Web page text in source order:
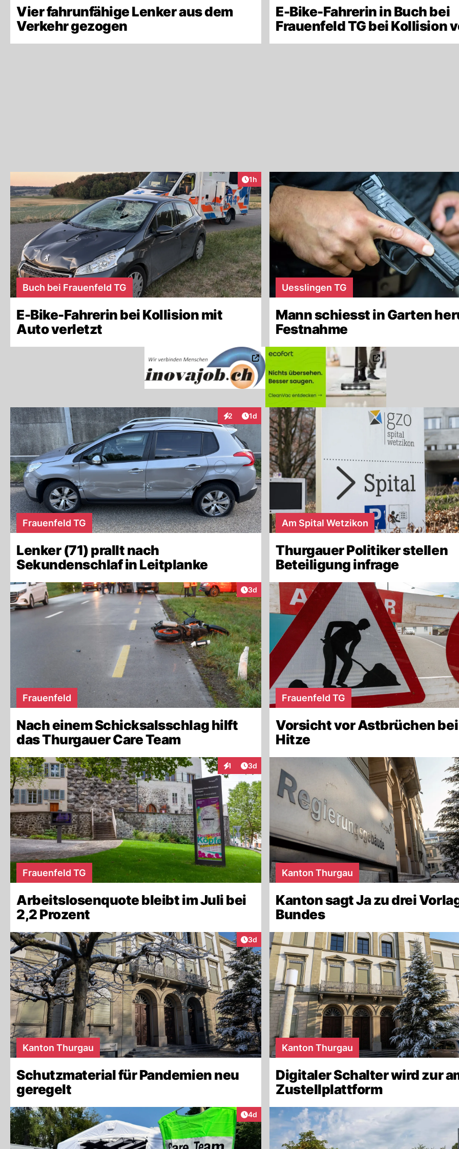
Vier fahrunfähige Lenker aus dem
Verkehr gezogen
E-Bike-Fahrerin in Buch bei
Frauenfeld TG bei Kollision
Artikel veröffentlicht:
1h
Buch bei Frauenfeld TG
E-Bike-Fahrerin bei Kollision mit
Auto verletzt
Uesslingen TG
Mann schiesst in Garten
Festnahme
2
InteraktionenArtikel veröffentlicht:
1d
Frauenfeld TG
Lenker (71) prallt nach
Sekundenschlaf in Leitplanke
Am Spital Wetzikon
Thurgauer Politiker stellen
Beteiligung infrage
Artikel veröffentlicht:
3d
Frauenfeld
Nach einem Schicksalsschlag hilft
das Thurgauer Care Team
Frauenfeld TG
Vorsicht vor Astbrüchen
Hitze
1
InteraktionenArtikel veröffentlicht:
3d
Frauenfeld TG
Arbeitslosenquote bleibt im Juli bei
2,2 Prozent
Kanton Thurgau
Kanton sagt Ja zu drei
Bundes
Artikel veröffentlicht:
3d
Kanton Thurgau
Schutzmaterial für Pandemien neu
geregelt
Kanton Thurgau
Digitaler Schalter wird zur
Zustellplattform
Artikel veröffentlicht:
4d